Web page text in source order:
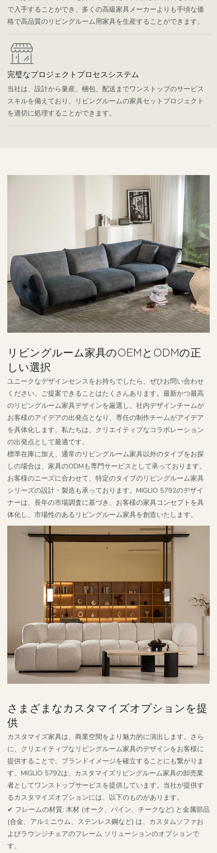
で入手することができ、多くの高級家具メーカーよりも手頃な価
格で高品質のリビングルーム用家具を生産することができます。
完璧なプロジェクトプロセスシステム
当社は、設計から量産、梱包、配送までワンストップのサービス
スキルを備えており、リビングルームの家具セットプロジェクト
を適切に処理することができます。
リビングルーム家具のOEMとODMの正
しい選択
ユニークなデザインセンスをお持ちでしたら、ぜひお問い合わせ
ください。ご提案できることはたくさんあります。最新かつ最高
のリビングルーム家具デザインを厳選し、社内デザインチームが
お客様のアイデアの出発点となり、専任の制作チームがアイデア
を具体化します。私たちは、クリエイティブなコラボレーション
の出発点として最適です。
標準在庫に加え、通常のリビングルーム家具以外のタイプをお探
しの場合は、家具のODMも専門サービスとして承っております。
お客様のニーズに合わせて、特定のタイプのリビングルーム家具
シリーズの設計・製造も承っております。MIGLIO 5792のデザイ
ナーは、長年の市場調査に基づき、お客様の家具コンセプトを具
体化し、市場性のあるリビングルーム家具を創造いたします。
さまざまなカスタマイズオプションを提
供
カスタマイズ家具は、商業空間をより魅力的に演出します。さら
に、クリエイティブなリビングルーム家具のデザインをお客様に
提供することで、ブランドイメージを確立することにも繋がりま
す。MIGLIO 5792は、カスタマイズリビングルーム家具の卸売業
者としてワンストップサービスを提供しています。当社が提供す
るカスタマイズオプションには、以下のものがあります。
✔ フレームの材質: 木材 (オーク、パイン、チークなど) と金属部品
(合金、アルミニウム、ステンレス鋼など) は、カスタムソファお
よびラウンジチェアのフレーム ソリューションのオプションで
す。